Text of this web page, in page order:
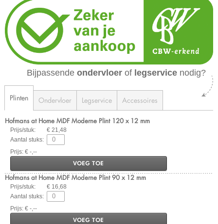
Bijpassende ondervloer of legservice nodig?
Plinten Ondervloer Legservice Accessoires
Hofmans at Home MDF Moderne Plint 120 x 12 mm
Prijs/stuk:
€ 21,48
Aantal stuks:
Prijs: € -,--
VOEG TOE
Hofmans at Home MDF Moderne Plint 90 x 12 mm
Prijs/stuk:
€ 16,68
Aantal stuks:
Prijs: € -,--
VOEG TOE